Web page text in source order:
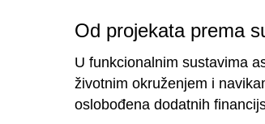
Od projekata prema
U funkcionalnim sustavima
životnim okruženjem i
oslobođena dodatnih